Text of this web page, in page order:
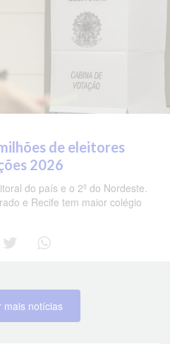
de eleitores
2026
do país e o 2º do Nordeste.
e Recife tem maior colégio
mais notícias